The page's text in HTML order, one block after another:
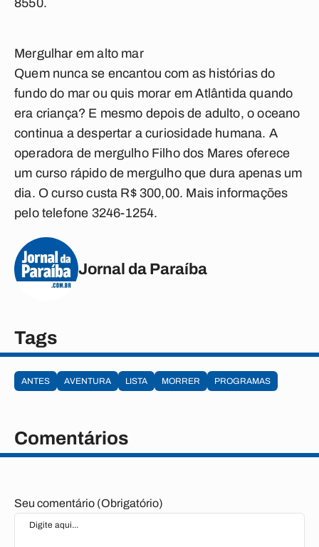
8550.
Mergulhar em alto mar
Quem nunca se encantou com as histórias do
fundo do mar ou quis morar em Atlântida quando
era criança? E mesmo depois de adulto, o oceano
continua a despertar a curiosidade humana. A
operadora de mergulho Filho dos Mares oferece
um curso rápido de mergulho que dura apenas um
dia. O curso custa R$ 300,00. Mais informações
pelo telefone 3246-1254.
Jornal da Paraíba
Tags
ANTES AVENTURA LISTA MORRER PROGRAMAS
Comentários
Seu comentário (Obrigatório)